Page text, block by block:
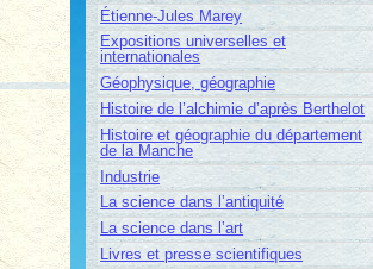
Étienne-Jules Marey
Expositions universelles et
internationales
Géophysique, géographie
Histoire de l’alchimie d’après Berthelot
Histoire et géographie du département
de la Manche
Industrie
La science dans l’antiquité
La science dans l’art
Livres et presse scientifiques